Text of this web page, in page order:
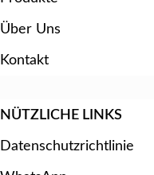
Über Uns
Kontakt
NÜTZLICHE LINKS
Datenschutzrichtlinie